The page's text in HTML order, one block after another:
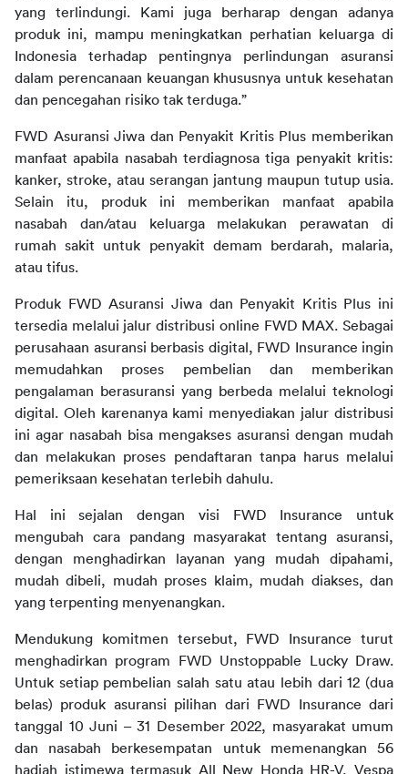
yang terlindungi. Kami juga berharap dengan adanya
produk ini, mampu meningkatkan perhatian keluarga di
Indonesia terhadap pentingnya perlindungan asuransi
dalam perencanaan keuangan khususnya untuk kesehatan
dan pencegahan risiko tak terduga.”
FWD Asuransi Jiwa dan Penyakit Kritis Plus memberikan
manfaat apabila nasabah terdiagnosa tiga penyakit kritis:
kanker, stroke, atau serangan jantung maupun tutup usia.
Selain itu, produk ini memberikan manfaat apabila
nasabah dan/atau keluarga melakukan perawatan di
rumah sakit untuk penyakit demam berdarah, malaria,
atau tifus.
Produk FWD Asuransi Jiwa dan Penyakit Kritis Plus ini
tersedia melalui jalur distribusi online FWD MAX. Sebagai
perusahaan asuransi berbasis digital, FWD Insurance ingin
memudahkan proses pembelian dan memberikan
pengalaman berasuransi yang berbeda melalui teknologi
digital. Oleh karenanya kami menyediakan jalur distribusi
ini agar nasabah bisa mengakses asuransi dengan mudah
dan melakukan proses pendaftaran tanpa harus melalui
pemeriksaan kesehatan terlebih dahulu.
Hal ini sejalan dengan visi FWD Insurance untuk
mengubah cara pandang masyarakat tentang asuransi,
dengan menghadirkan layanan yang mudah dipahami,
mudah dibeli, mudah proses klaim, mudah diakses, dan
yang terpenting menyenangkan.
Mendukung komitmen tersebut, FWD Insurance turut
menghadirkan program FWD Unstoppable Lucky Draw.
Untuk setiap pembelian salah satu atau lebih dari 12 (dua
belas) produk asuransi pilihan dari FWD Insurance dari
tanggal 10 Juni – 31 Desember 2022, masyarakat umum
dan nasabah berkesempatan untuk memenangkan 56
hadiah istimewa termasuk All New Honda HR-V, Vespa